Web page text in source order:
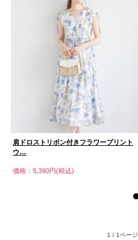
肩ドロストリボン付きフラワープリント
ウ…
価格：5,390円(税込)
1 / 1ページ